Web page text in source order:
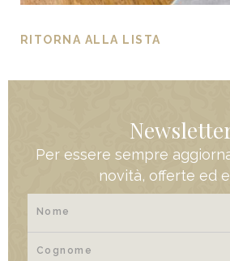
RITORNA ALLA LISTA
Per essere sempre
novità, offerte ed